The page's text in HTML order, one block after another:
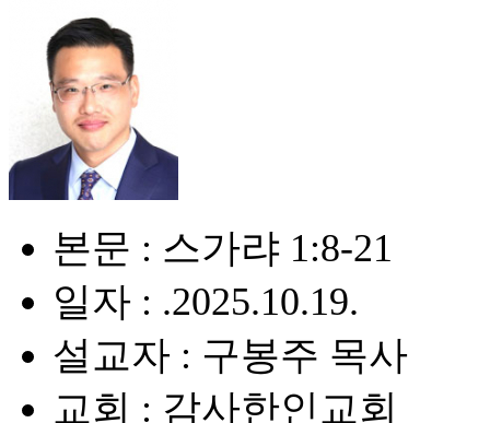
본문 : 스가랴 1:8-21
일자 : .2025.10.19.
설교자 : 구봉주 목사
교회 : 감사한인교회